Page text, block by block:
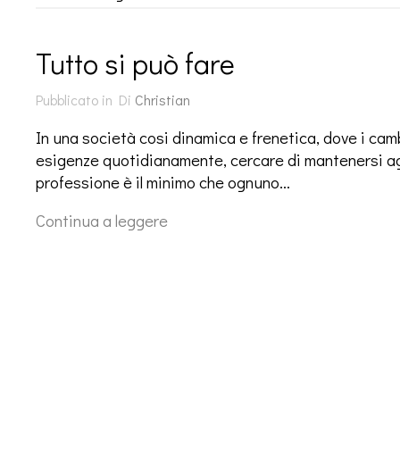
Tutto si può fare
Pubblicato in Di Christian
In una società cosi dinamica e frenetica, dove i
esigenze quotidianamente, cercare di mantenersi
professione è il minimo che ognuno…
Continua a leggere